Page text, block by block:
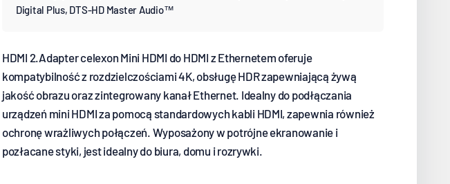
Digital Plus, DTS-HD Master Audio™
HDMI 2.Adapter celexon Mini HDMI do HDMI z Ethernetem oferuje
kompatybilność z rozdzielczościami 4K, obsługę HDR zapewniającą żywą
jakość obrazu oraz zintegrowany kanał Ethernet. Idealny do podłączania
urządzeń mini HDMI za pomocą standardowych kabli HDMI, zapewnia również
ochronę wrażliwych połączeń. Wyposażony w potrójne ekranowanie i
pozłacane styki, jest idealny do biura, domu i rozrywki.